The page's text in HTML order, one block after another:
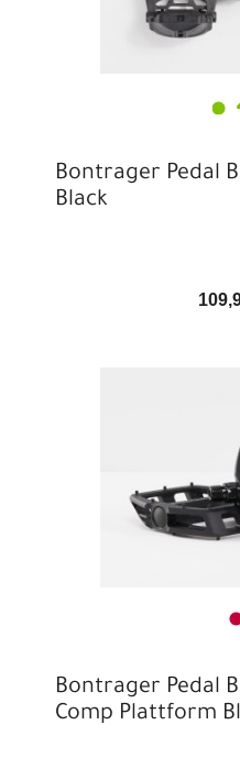
Bontrager Pedal
Black
Bontrager Pedal
Comp Plattform